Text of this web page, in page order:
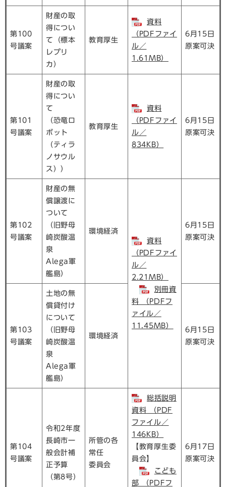
第100
号議案
財産の取
得につい
て（標本
レプリ
カ）
教育厚生
資料
（PDFファイ
ル／
1.61MB）
6月15日
原案可決
第101
号議案
財産の取
得につい
て
（恐竜ロ
ボット
（ティラ
ノサウル
ス））
教育厚生
資料
（PDFファイ
ル／
834KB）
6月15日
原案可決
第102
号議案
財産の無
償譲渡に
ついて
（旧野母
崎炭酸温
泉
Alega軍
艦島）
環境経済
資料
（PDFファイ
ル／
2.21MB）
別冊資
料 （PDFフ
ァイル／
11.45MB）
6月15日
原案可決
第103
号議案
土地の無
償貸付け
について
（旧野母
崎炭酸温
泉
Alega軍
艦島）
環境経済
6月15日
原案可決
第104
号議案
令和2年度
長崎市一
般会計補
正予算
（第8号）
所管の各
常任
委員会
総括説明
資料 （PDF
ファイル／
146KB）
【教育厚生委
員会】
こども
部 （PDFフ
6月17日
原案可決